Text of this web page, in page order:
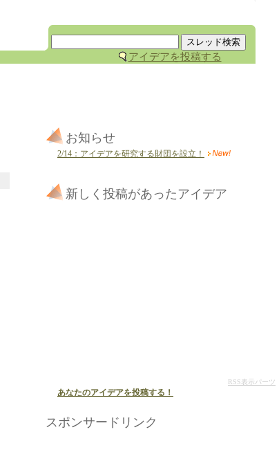
アイデアを投稿する
お知らせ
2/14：アイデアを研究する財団を設立！
新しく投稿があったアイデア
RSS表示パーツ
あなたのアイデアを投稿する！
スポンサードリンク